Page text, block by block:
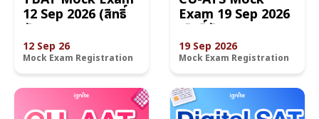
12 Sep 2026 (สิทธิ์
บัตร MOCK)
12 Sep 26
Mock Exam Registration
Exam 19 Sep 2026
(สิทธิ์บัตร MOCK)
19 Sep 2026
Mock Exam Registration